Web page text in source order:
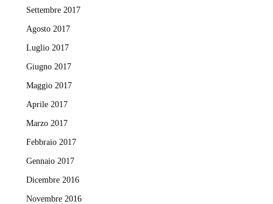
Settembre 2017
Agosto 2017
Luglio 2017
Giugno 2017
Maggio 2017
Aprile 2017
Marzo 2017
Febbraio 2017
Gennaio 2017
Dicembre 2016
Novembre 2016